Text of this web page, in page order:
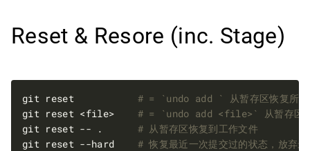
Reset & Resore (inc. Stage)
git reset # = `undo add ` 从暂存区恢复所有
git reset <file> # = `undo add <file>` 从暂存区恢
git reset -- . # 从暂存区恢复到工作文件
git reset --hard # 恢复最近一次提交过的状态，放弃